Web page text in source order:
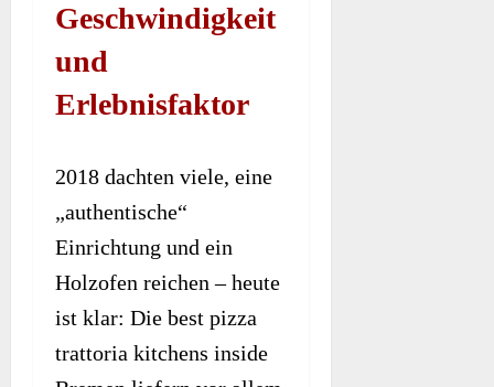
Geschwindigkeit
und
Erlebnisfaktor
2018 dachten viele, eine
„authentische“
Einrichtung und ein
Holzofen reichen – heute
ist klar: Die best pizza
trattoria kitchens inside